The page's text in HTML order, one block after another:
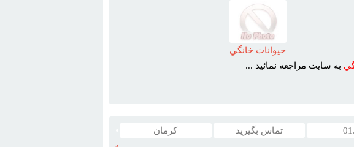
حيوانات خانگي
به سايت مراجعه نمائيد ...
تماس بگیرید
كرمان
پانسيون